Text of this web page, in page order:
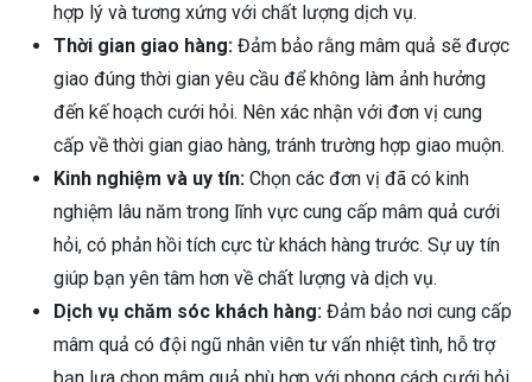
hợp lý và tương xứng với chất lượng dịch vụ.
Thời gian giao hàng: Đảm bảo rằng mâm quả sẽ được
giao đúng thời gian yêu cầu để không làm ảnh hưởng
đến kế hoạch cưới hỏi. Nên xác nhận với đơn vị cung
cấp về thời gian giao hàng, tránh trường hợp giao muộn.
Kinh nghiệm và uy tín: Chọn các đơn vị đã có kinh
nghiệm lâu năm trong lĩnh vực cung cấp mâm quả cưới
hỏi, có phản hồi tích cực từ khách hàng trước. Sự uy tín
giúp bạn yên tâm hơn về chất lượng và dịch vụ.
Dịch vụ chăm sóc khách hàng: Đảm bảo nơi cung cấp
mâm quả có đội ngũ nhân viên tư vấn nhiệt tình, hỗ trợ